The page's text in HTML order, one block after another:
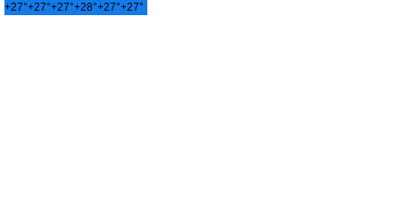
+27°+27°+27°+28°+27°+27°